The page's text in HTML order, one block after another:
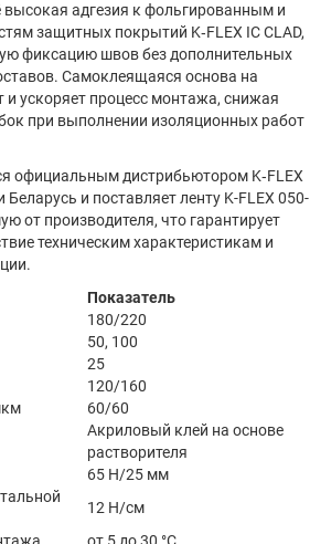
адгезия к фольгированным и
защитных покрытий K‑FLEX IC CLAD,
фиксацию швов без дополнительных
Самоклеящаяся основа на
ускоряет процесс монтажа, снижая
при выполнении изоляционных работ
официальным дистрибьютором K‑FLEX
и поставляет ленту K-FLEX 050-
от производителя, что гарантирует
техническим характеристикам и
Показатель
180/220
50, 100
25
120/160
60/60
Акриловый клей на основе
растворителя
65 Н/25 мм
12 Н/см